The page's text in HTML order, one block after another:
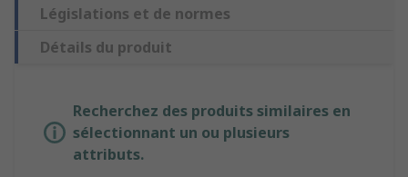
Législations et de normes
Détails du produit
Recherchez des produits similaires en
sélectionnant un ou plusieurs
attributs.